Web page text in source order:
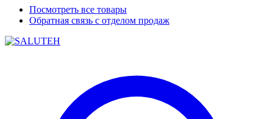
Посмотреть все товары
Обратная связь с отделом продаж